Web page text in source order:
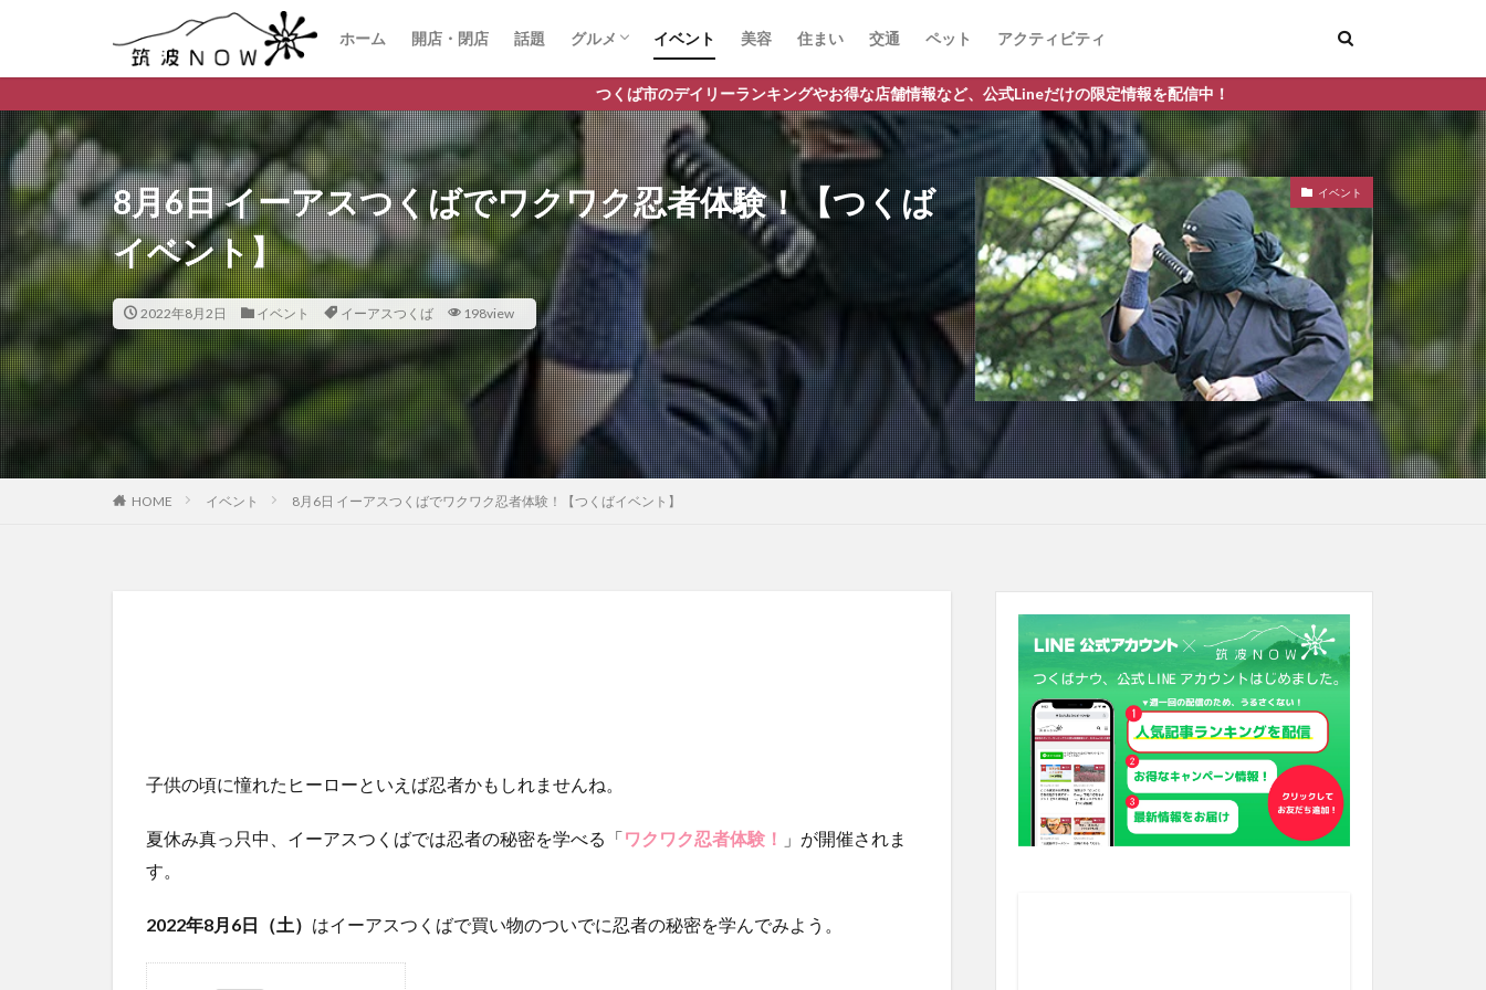
ホーム 開店・閉店 話題 グルメ
ラーメン
ランチ
カフェ
パスタ
イベント 美容 住まい 交通 ペット アクティビティ
つくば市のデイリーランキングやお得な店舗情報など、公式Lineだけの限定情報を配信中！
8月6日 イーアスつくばでワクワク忍者体験！【つくば
イベント】
2022年8月2日 イベント イーアスつくば 198view
イベント
HOME イベント 8月6日 イーアスつくばでワクワク忍者体験！【つくばイベント】
子供の頃に憧れたヒーローといえば忍者かもしれませんね。
夏休み真っ只中、イーアスつくばでは忍者の秘密を学べる「ワクワク忍者体験！ 」が開催されま
す。
2022年8月6日（土） はイーアスつくばで買い物のついでに忍者の秘密を学んでみよう。